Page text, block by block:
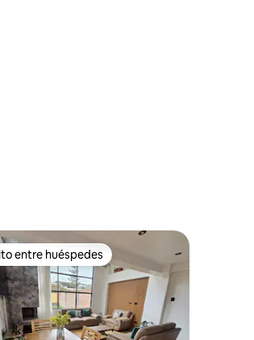
5.0 de 5, 17 reseñas
entre huéspedes
entre huéspedes